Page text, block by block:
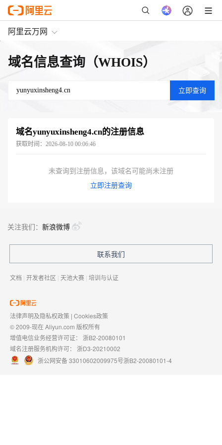
阿里云万网
域名信息查询（WHOIS）
域名yunyuxinsheng4.cn的注册信息
获取时间： 2026-08-10 00:06:46
未查询到注册信息，该域名可能尚未注册
立即注册查询
关注我们： 新浪微博
联系我们
文档 | 开发者社区 | 天池大赛 | 培训与认证
法律声明及隐私权政策 | Cookies政策
© 2009-现在 Aliyun.com 版权所有
增值电信业务经营许可证： 浙B2-20080101
域名注册服务机构许可： 浙D3-20210002
浙公网安备 33010602009975号浙B2-20080101-4